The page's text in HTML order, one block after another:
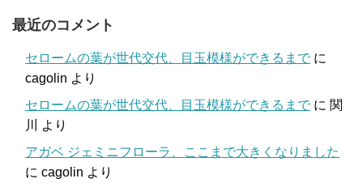
最近のコメント
セロームの葉が世代交代、目玉模様ができるまで に
cagolin より
セロームの葉が世代交代、目玉模様ができるまで に 関
川
より
アガベ ジェミニフローラ、ここまで大きくなりました
に cagolin より